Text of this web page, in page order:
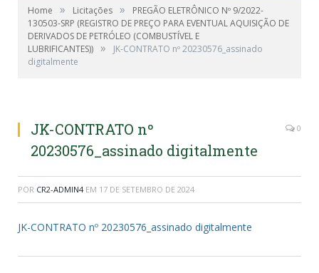
Home » Licitações »
PREGÃO ELETRÔNICO Nº 9/2022-
130503-SRP (REGISTRO DE PREÇO PARA EVENTUAL AQUISIÇÃO DE
DERIVADOS DE PETRÓLEO (COMBUSTÍVEL E
LUBRIFICANTES)) »
JK-CONTRATO nº 20230576_assinado
digitalmente
JK-CONTRATO nº
20230576_assinado digitalmente
0
POR CR2-ADMIN4 EM 17 DE SETEMBRO DE 2024
JK-CONTRATO nº 20230576_assinado digitalmente